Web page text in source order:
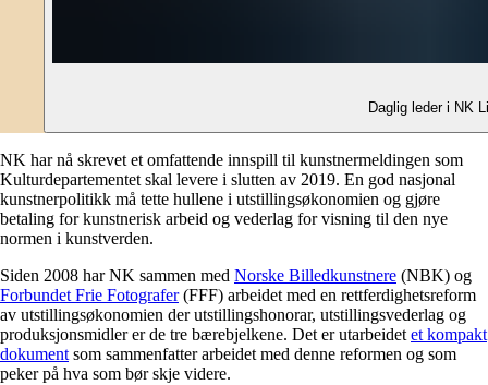
Daglig leder i NK
NK har nå skrevet et omfattende innspill til kunstnermeldingen som
Kulturdepartementet skal levere i slutten av 2019. En god nasjonal
kunstnerpolitikk må tette hullene i utstillingsøkonomien og gjøre
betaling for kunstnerisk arbeid og vederlag for visning til den nye
normen i kunstverden.
Siden 2008 har NK sammen med Norske Billedkunstnere (NBK) og
Forbundet Frie Fotografer(FFF) arbeidet med en rettferdighetsreform
av utstillingsøkonomien der utstillingshonorar, utstillingsvederlag og
produksjonsmidler er de tre bærebjelkene. Det er utarbeidet et kompakt
dokument som sammenfatter arbeidet med denne reformen og som
peker på hva som bør skje videre.